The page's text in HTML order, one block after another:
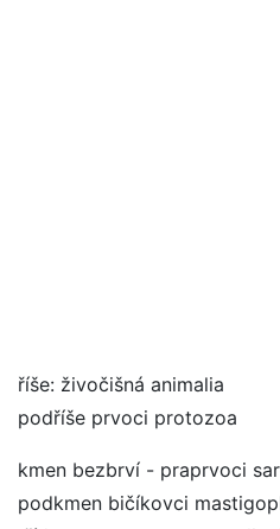
říše: živočišná animalia
podříše prvoci protozoa
kmen bezbrví - praprvoci
podkmen bičíkovci